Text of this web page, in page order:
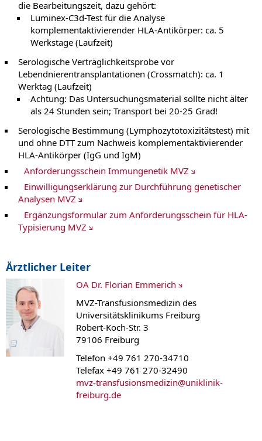
die Bearbeitungszeit, dazu gehört:
Luminex-C3d-Test für die Analyse
komplementaktivierender HLA-Antikörper: ca. 5
Werkstage (Laufzeit)
Serologische Verträglichkeitsprobe vor
Lebendnierentransplantationen (Crossmatch): ca. 1
Werktag (Laufzeit)
Achtung: Das Untersuchungsmaterial sollte nicht älter
als 24 Stunden sein; Transport bei 20-25 Grad!
Serologische Bestimmung (Lymphozytotoxizitätstest) mit
und ohne DTT zum Nachweis komplementaktivierender
HLA-Antikörper (IgG und IgM)
Anforderungsschein Immungenetik MVZ
Einwilligungserklärung zur Durchführung genetischer
Analysen MVZ
Ergänzungsformular zum Anforderungsschein für HLA-
Typisierung MVZ
Ärztlicher Leiter
OA Dr. Florian Emmerich
MVZ-Transfusionsmedizin des
Universitätsklinikums Freiburg
Robert-Koch-Str. 3
79106 Freiburg
Telefon +49 761 270-34710
Telefax +49 761 270-32490
mvz-transfusionsmedizin@uniklinik-
freiburg.de